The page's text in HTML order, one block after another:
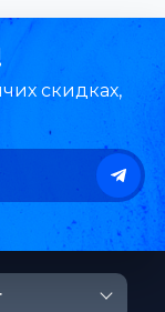
скидках,